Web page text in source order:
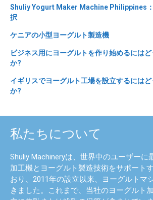
Shuliy Yogurt Maker Machine Philippines
択
ケニアの小型ヨーグルト製造機
ビジネス用にヨーグルトを作り始めるには
か?
イギリスでヨーグルト工場を設立するには
か?
私たちについて
Shuliy Machineryは、世界中のユーザーに
加工機とヨーグルト製造技術をサポート
おり、2011年の設立以来、ヨーグルトマ
きました。これまで、当社のヨーグルト